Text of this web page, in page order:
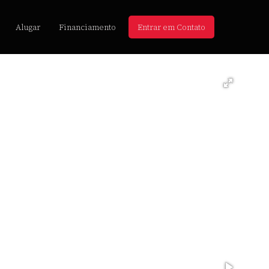
Entrar em Contato
Financiamento
Alugar